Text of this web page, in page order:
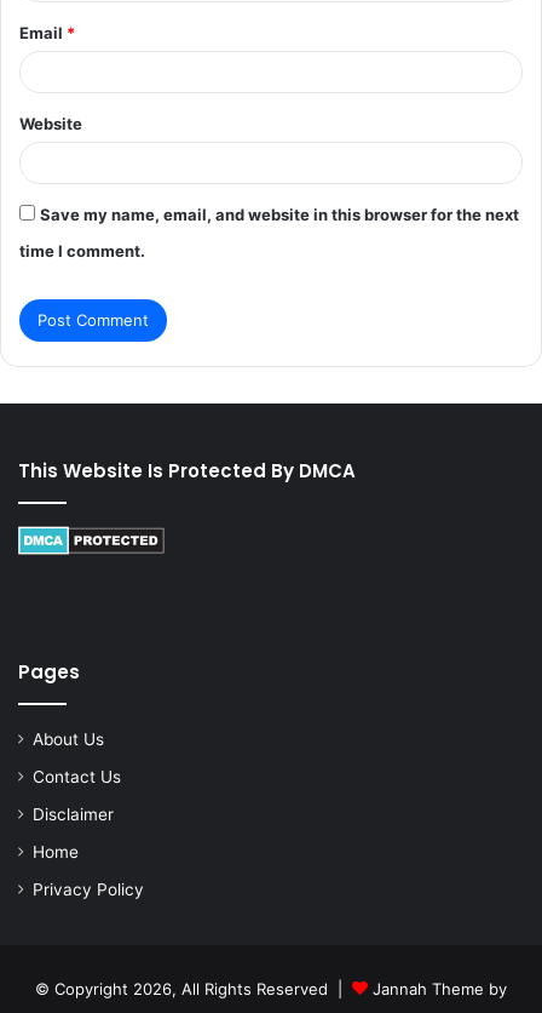
Email *
Website
Save my name, email, and website in this browser for the next
time I comment.
This Website Is Protected By DMCA
Pages
About Us
Contact Us
Disclaimer
Home
Privacy Policy
© Copyright 2026, All Rights Reserved | Jannah Theme by